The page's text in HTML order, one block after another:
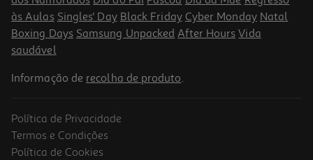
às Aulas Singles' Day Black Friday Cyber Monday Natal
Boxing Days Samsung Unpacked After Hours Vida
saudável
Informação de recolha de produto.
Política de Privacidade
Termos e Condições
Política de Cookies